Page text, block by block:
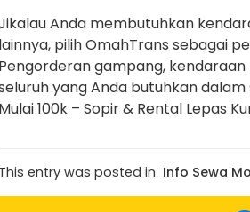
Anda membutuhkan
lainnya, pilih OmahTrans sebagai
Pengorderan gampang,
yang Anda butuhkan
Mulai 100k – Sopir & Rental Lepas
This entry was posted in Info Sewa